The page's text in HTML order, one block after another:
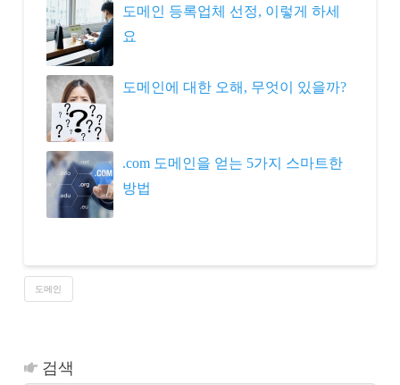
도메인 등록업체 선정, 이렇게 하세
요
도메인에 대한 오해, 무엇이 있을까?
.com 도메인을 얻는 5가지 스마트한
방법
도메인
검색